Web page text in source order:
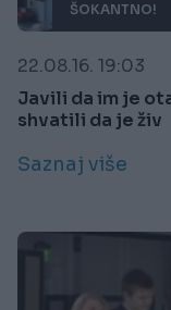
ŠOKANTNO!
22.08.16. 19:03
Javili da im je
shvatili da je živ
Saznaj više